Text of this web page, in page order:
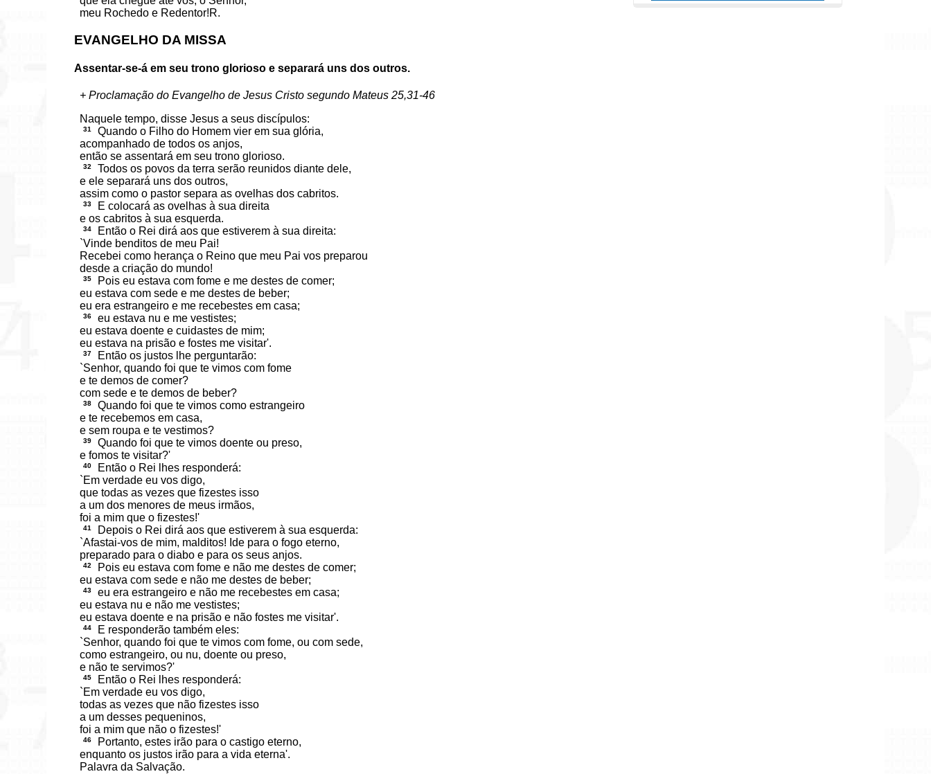
meu Rochedo e Redentor!R.
EVANGELHO DA MISSA
Assentar-se-á em seu trono glorioso e separará uns dos outros.
+ Proclamação do Evangelho de Jesus Cristo segundo Mateus 25,31-46
Naquele tempo, disse Jesus a seus discípulos:
31
Quando o Filho do Homem vier em sua glória,
acompanhado de todos os anjos,
então se assentará em seu trono glorioso.
32
Todos os povos da terra serão reunidos diante dele,
e ele separará uns dos outros,
assim como o pastor separa as ovelhas dos cabritos.
33
E colocará as ovelhas à sua direita
e os cabritos à sua esquerda.
34
Então o Rei dirá aos que estiverem à sua direita:
`Vinde benditos de meu Pai!
Recebei como herança o Reino que meu Pai vos preparou
desde a criação do mundo!
35
Pois eu estava com fome e me destes de comer;
eu estava com sede e me destes de beber;
eu era estrangeiro e me recebestes em casa;
36
eu estava nu e me vestistes;
eu estava doente e cuidastes de mim;
eu estava na prisão e fostes me visitar'.
37
Então os justos lhe perguntarão:
`Senhor, quando foi que te vimos com fome
e te demos de comer?
com sede e te demos de beber?
38
Quando foi que te vimos como estrangeiro
e te recebemos em casa,
e sem roupa e te vestimos?
39
Quando foi que te vimos doente ou preso,
e fomos te visitar?'
40
Então o Rei lhes responderá:
`Em verdade eu vos digo,
que todas as vezes que fizestes isso
a um dos menores de meus irmãos,
foi a mim que o fizestes!'
41
Depois o Rei dirá aos que estiverem à sua esquerda:
`Afastai-vos de mim, malditos! Ide para o fogo eterno,
preparado para o diabo e para os seus anjos.
42
Pois eu estava com fome e não me destes de comer;
eu estava com sede e não me destes de beber;
43
eu era estrangeiro e não me recebestes em casa;
eu estava nu e não me vestistes;
eu estava doente e na prisão e não fostes me visitar'.
44
E responderão também eles:
`Senhor, quando foi que te vimos com fome, ou com sede,
como estrangeiro, ou nu, doente ou preso,
e não te servimos?'
45
Então o Rei lhes responderá:
`Em verdade eu vos digo,
todas as vezes que não fizestes isso
a um desses pequeninos,
foi a mim que não o fizestes!'
46
Portanto, estes irão para o castigo eterno,
enquanto os justos irão para a vida eterna'.
Palavra da Salvação.